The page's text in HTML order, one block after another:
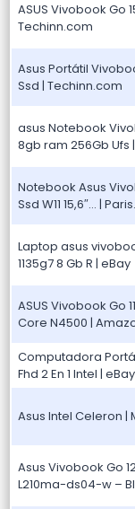
ASUS Vivobook Go
Techinn.com
Asus Portátil
Ssd | Techinn.com
asus Notebook
8gb ram 256Gb Ufs
Notebook Asus
Ssd W11 15,6″… |
Laptop asus
1135g7 8 Gb R | eBay
ASUS Vivobook Go
Core N4500 |
Computadora
Fhd 2 En 1 Intel |
Asus Intel Celeron |
Asus Vivobook Go
L210ma-ds04-w –